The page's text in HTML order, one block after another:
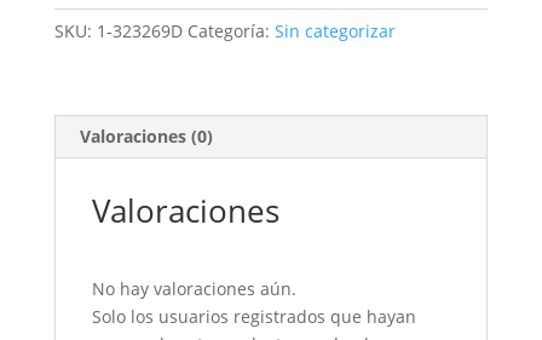
SKU: 1-323269D Categoría: Sin categorizar
Valoraciones (0)
Valoraciones
No hay valoraciones aún.
Solo los usuarios registrados que hayan